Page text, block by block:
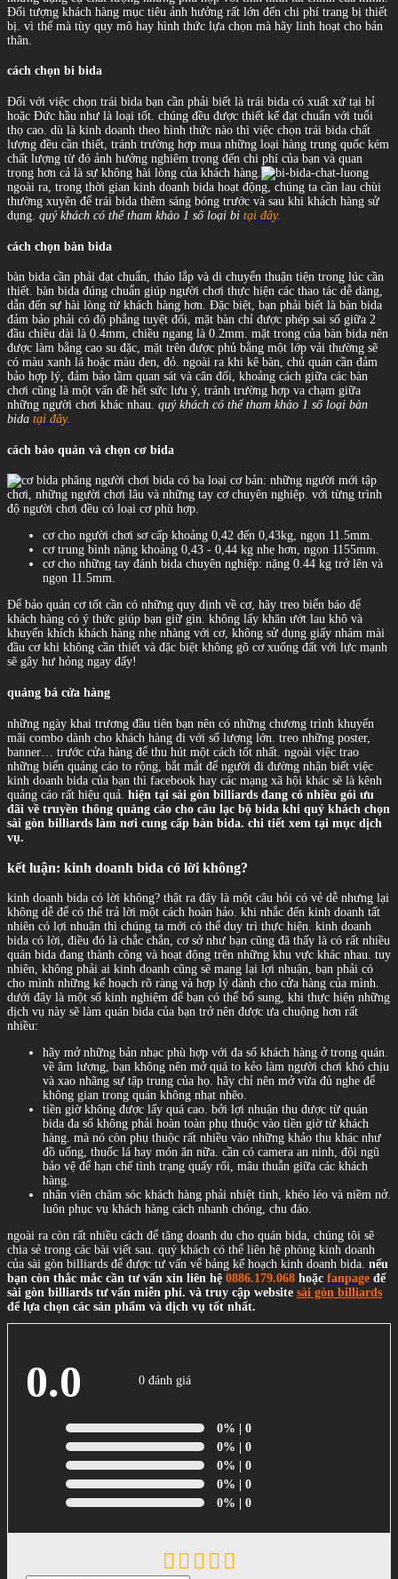
Đối tượng khách hàng mục tiêu ảnh hưởng rất lớn đến chi phí trang bị thiết
bị. vì thế mà tùy quy mô hay hình thức lựa chọn mà hãy linh hoạt cho bản
thân.
cách chọn bi bida
Đối với việc chọn trái bida bạn cần phải biết là trái bida có xuất xứ tại bỉ
hoặc Đức hầu như là loại tốt. chúng đều được thiết kế đạt chuẩn với tuổi
thọ cao. dù là kinh doanh theo hình thức nào thì việc chọn trái bida chất
lượng đều cần thiết, tránh trường hợp mua những loại hàng trung quốc kém
chất lượng từ đó ảnh hưởng nghiêm trọng đến chi phí của bạn và quan
trọng hơn cả là sự không hài lòng của khách hàng.
ngoài ra, trong thời gian kinh doanh bida hoạt động, chúng ta cần lau chùi
thường xuyên để trái bida thêm sáng bóng trước và sau khi khách hàng sử
dụng. quý khách có thể tham khảo 1 số loại bi tại đây.
cách chọn bàn bida
bàn bida cần phải đạt chuẩn, tháo lắp và di chuyển thuận tiện trong lúc cần
thiết. bàn bida đúng chuẩn giúp người chơi thực hiện các thao tác dễ dàng,
dẫn đến sự hài lòng từ khách hàng hơn. Đặc biệt, bạn phải biết là bàn bida
đảm bảo phải có độ phẳng tuyệt đối, mặt bàn chỉ được phép sai số giữa 2
đầu chiều dài là 0.4mm, chiều ngang là 0.2mm. mặt trong của bàn bida nên
được làm bằng cao su đặc, mặt trên được phủ bằng một lớp vải thường sẽ
có màu xanh lá hoặc màu đen, đỏ. ngoài ra khi kê bàn, chủ quán cần đảm
bảo hợp lý, đảm bảo tầm quan sát và cân đối, khoảng cách giữa các bàn
chơi cũng là một vấn đề hết sức lưu ý, tránh trường hợp va chạm giữa
những người chơi khác nhau. quý khách có thể tham khảo 1 số loại bàn
bida tại đây.
cách bảo quản và chọn cơ bida
người chơi bida có ba loại cơ bản: những người mới tập
chơi, những người chơi lâu và những tay cơ chuyên nghiệp. với từng trình
độ người chơi đều có loại cơ phù hợp.
cơ cho người chơi sơ cấp khoảng 0,42 đến 0,43kg, ngọn 11.5mm.
cơ trung bình nặng khoảng 0,43 - 0,44 kg nhẹ hơn, ngọn 1155mm.
cơ cho những tay đánh bida chuyên nghiệp: nặng 0.44 kg trở lên và
ngọn 11.5mm.
Để bảo quản cơ tốt cần có những quy định về cơ, hãy treo biển báo để
khách hàng có ý thức giúp bạn giữ gìn. không lấy khăn ướt lau khô và
khuyến khích khách hàng nhẹ nhàng với cơ, không sử dụng giấy nhám mài
đầu cơ khi không cần thiết và đặc biệt không gõ cơ xuống đất với lực mạnh
sẽ gây hư hỏng ngay đấy!
quảng bá cửa hàng
những ngày khai trương đầu tiên bạn nên có những chương trình khuyến
mãi combo dành cho khách hàng đi với số lượng lớn. treo những poster,
banner… trước cửa hàng để thu hút một cách tốt nhất. ngoài việc trao
những biển quảng cáo to rộng, bắt mắt để người đi đường nhận biết việc
kinh doanh bida của bạn thì facebook hay các mạng xã hội khác sẽ là kênh
quảng cáo rất hiệu quả. hiện tại sài gòn billiards đang có nhiều gói ưu
đãi về truyền thông quảng cáo cho câu lạc bộ bida khi quý khách chọn
sài gòn billiards làm nơi cung cấp bàn bida. chi tiết xem tại mục dịch
vụ.
kết luận: kinh doanh bida có lời không?
kinh doanh bida có lời không? thật ra đây là một câu hỏi có vẻ dễ nhưng lại
không dễ để có thể trả lời một cách hoàn hảo. khi nhắc đến kinh doanh tất
nhiên có lợi nhuận thì chúng ta mới có thể duy trì thực hiện. kinh doanh
bida có lời, điều đó là chắc chắn, cơ sở như bạn cũng đã thấy là có rất nhiều
quán bida đang thành công và hoạt động trên những khu vực khác nhau. tuy
nhiên, không phải ai kinh doanh cũng sẽ mang lại lợi nhuận, bạn phải có
cho mình những kế hoạch rõ ràng và hợp lý dành cho cửa hàng của mình.
dưới đây là một số kinh nghiệm để bạn có thể bổ sung, khi thực hiện những
dịch vụ này sẽ làm quán bida của bạn trở nên được ưa chuộng hơn rất
nhiều:
hãy mở những bản nhạc phù hợp với đa số khách hàng ở trong quán.
về âm lượng, bạn không nên mở quá to kẻo làm người chơi khó chịu
và xao nhãng sự tập trung của họ. hãy chỉ nên mở vừa đủ nghe để
không gian trong quán không nhạt nhẽo.
tiền giờ không được lấy quá cao. bởi lợi nhuận thu được từ quán
bida đa số không phải hoàn toàn phụ thuộc vào tiền giờ từ khách
hàng. mà nó còn phụ thuộc rất nhiều vào những khảo thu khác như
đồ uống, thuốc lá hay món ăn nữa. cần có camera an ninh, đội ngũ
bảo vệ để hạn chế tình trạng quấy rối, mâu thuẫn giữa các khách
hàng.
nhân viên chăm sóc khách hàng phải nhiệt tình, khéo léo và niềm nở.
luôn phục vụ khách hàng cách nhanh chóng, chu đáo.
ngoài ra còn rất nhiều cách để tăng doanh du cho quán bida, chúng tôi sẽ
chia sẻ trong các bài viết sau. quý khách có thể liên hệ phòng kinh doanh
của sài gòn billiards để được tư vấn vể bảng kế hoạch kinh doanh bida. nếu
bạn còn thắc mắc cần tư vấn xin liên hệ 0886.179.068 hoặc fanpage để
sài gòn billiards tư vấn miễn phí. và truy cập website sài gòn billiards
để lựa chọn các sản phẩm và dịch vụ tốt nhất.
0.0 0 đánh giá
0% | 0
0% | 0
0% | 0
0% | 0
0% | 0